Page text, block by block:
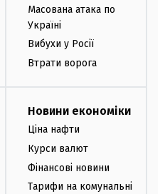
Масована атака по
Україні
Вибухи у Росії
Втрати ворога
Новини економіки
Ціна нафти
Курси валют
Фінансові новини
Тарифи на комунальні